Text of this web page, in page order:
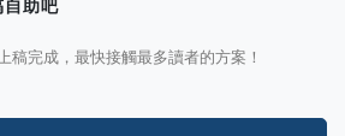
自助吧
稿完成，最快接觸最多讀者的方案！